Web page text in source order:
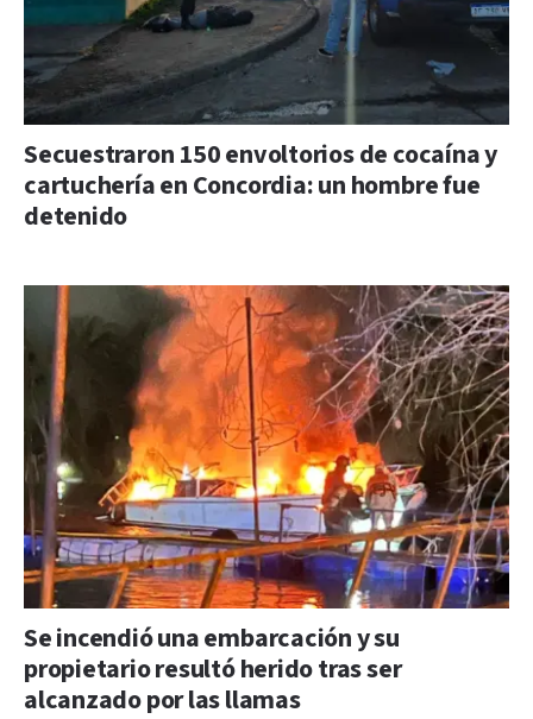
Secuestraron 150 envoltorios de cocaína y
cartuchería en Concordia: un hombre fue
detenido
Se incendió una embarcación y su
propietario resultó herido tras ser
alcanzado por las llamas